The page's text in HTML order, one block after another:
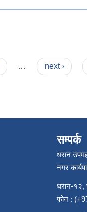
… next ›
सम्पर्क
धरान
नगर
धरान-१२,
फोन :